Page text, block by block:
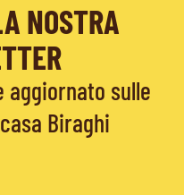
NOSTRA
aggiornato sulle
Biraghi